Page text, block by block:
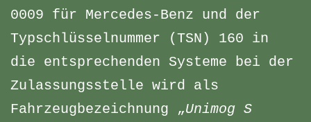
0009 für Mercedes-Benz und der
Typschlüsselnummer (TSN) 160 in
die entsprechenden Systeme bei der
Zulassungsstelle wird als
Fahrzeugbezeichnung „Unimog S